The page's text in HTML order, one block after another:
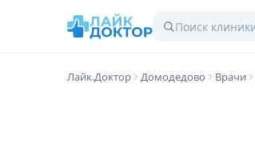
Лайк.Доктор Домодедово Врачи